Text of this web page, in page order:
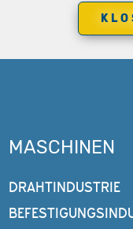
MASCHINEN
DRAHTINDUSTRIE